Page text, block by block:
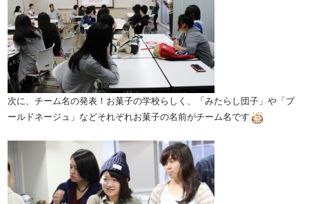
次に、チーム名の発表！お菓子の学校らしく、「みたらし団子」や「ブ
ールドネージュ」などそれぞれお菓子の名前がチーム名です